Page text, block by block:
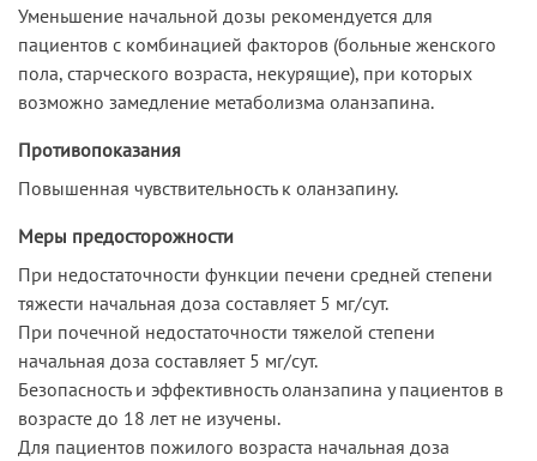
Уменьшение начальной дозы рекомендуется для
пациентов с комбинацией факторов (больные женского
пола, старческого возраста, некурящие), при которых
возможно замедление метаболизма оланзапина.
Противопоказания
Повышенная чувствительность к оланзапину.
Меры предосторожности
При недостаточности функции печени средней степени
тяжести начальная доза составляет 5 мг/сут.
При почечной недостаточности тяжелой степени
начальная доза составляет 5 мг/сут.
Безопасность и эффективность оланзапина у пациентов в
возрасте до 18 лет не изучены.
Для пациентов пожилого возраста начальная доза